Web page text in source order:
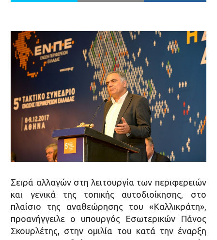
Σειρά αλλαγών στη λειτουργία των περιφερειών
και γενικά της τοπικής αυτοδιοίκησης, στο
πλαίσιο της αναθεώρησης του «Καλλικράτη»,
προανήγγειλε ο υπουργός Εσωτερικών Πάνος
Σκουρλέτης, στην ομιλία του κατά την έναρξη